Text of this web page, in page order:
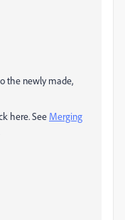
the newly made,
here.See Merging